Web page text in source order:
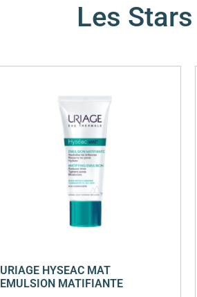
Les
URIAGE HYSEAC MAT
EMULSION MATIFIANTE